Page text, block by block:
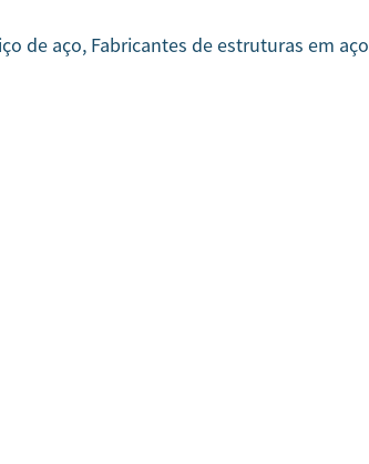
de aço, Fabricantes de estruturas em aço